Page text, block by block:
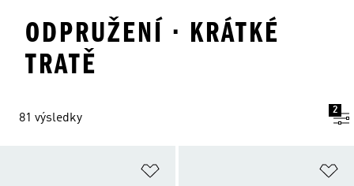
ODPRUŽENÍ · KRÁTKÉ
TRATĚ
81 výsledky
2